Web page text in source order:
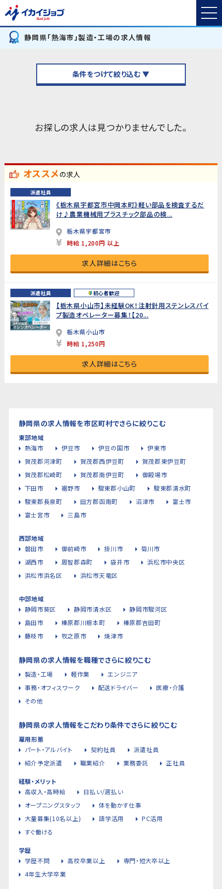
静岡県「熱海市」製造・工場の求人情報
条件をつけて絞り込む ▼
お探しの求人は見つかりませんでした。
オススメの求人
派遣社員
《栃木県宇都宮市中岡本町》軽い部品を検査するだ
け♪農業機械用プラスチック部品の検...
栃木県宇都宮市
時給 1,200円 以上
求人詳細はこちら
派遣社員 初心者歓迎
【栃木県小山市】未経験OK！注射針用ステンレスパイ
プ製造オペレーター募集！【20...
栃木県小山市
時給 1,250円
求人詳細はこちら
静岡県の求人情報を市区町村でさらに絞りこむ
東部地域
熱海市
伊豆市 伊豆の国市
伊東市
賀茂郡河津町
賀茂郡西伊豆町
賀茂郡東伊豆町
賀茂郡松崎町
賀茂郡南伊豆町
御殿場市
下田市
裾野市 駿東郡小山町
駿東郡清水町
駿東郡長泉町
田方郡函南町 沼津市
富士市
富士宮市
三島市
西部地域
磐田市
御前崎市 掛川市
菊川市
湖西市
周智郡森町 袋井市
浜松市中央区
浜松市浜名区
浜松市天竜区
中部地域
静岡市葵区
静岡市清水区
静岡市駿河区
島田市
榛原郡川根本町
榛原郡吉田町
藤枝市
牧之原市 焼津市
静岡県の求人情報を職種でさらに絞りこむ
製造・工場 軽作業
エンジニア
事務・オフィスワーク
配送ドライバー
医療・介護
その他
静岡県の求人情報をこだわり条件でさらに絞りこむ
雇用形態
パート・アルバイト
契約社員
派遣社員
紹介予定派遣
職業紹介 業務委託 正社員
経験・メリット
高収入・高時給
日払い/週払い
オープニングスタッフ
体を動かす仕事
大量募集(10名以上)
語学活用
PC活用
すぐ働ける
学歴
学歴不問
高校卒業以上
専門・短大卒以上
4年生大学卒業